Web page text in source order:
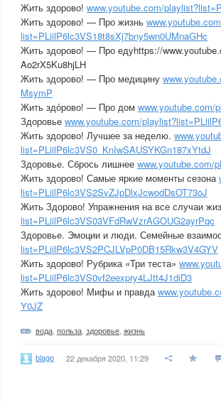
Жить здорово! www.youtube.com/
Жить здорово! — Про жизнь
list=PLiilP6lc3VS18t8sXj7bny5wn0UMnaGHc
Жить здорово! — Про едуhttps://
Ao2rX5Ku8hjLH
Жить здорово! — Про медицину
MsymP
Жить здо́рово! — Про дом www.youtube.com/
Здоровье www.youtube.com/
Жить здорово! Лучшее за неделю.
list=PLiilP6lc3VS0_KnIwSAUSYKGn187xYtdJ
Здоровье. Сбрось лишнее www.youtube.com/
Жить здорово! Самые яркие моменты сезона
list=PLiilP6lc3VS2SvZJpDlxJcwodDsOT73oJ
Жить Здорово! Упражнения на все случаи
list=PLiilP6lc3VS03VFdRwVzrAGOUG2ayrPqc
Здоровье. Эмоции и люди. Семейные
list=PLiilP6lc3VS2PCJLVpP0DB15Rkw3V4GYV
Жить здорово! Рубрика «Три теста»
list=PLiilP6lc3VS0vf2eexpry4LJtt4J1diD3
Жить здорово! Мифы и правда
Y0JZ
вода польза здоровье жизнь
blago 22 декабря 2020, 11:29